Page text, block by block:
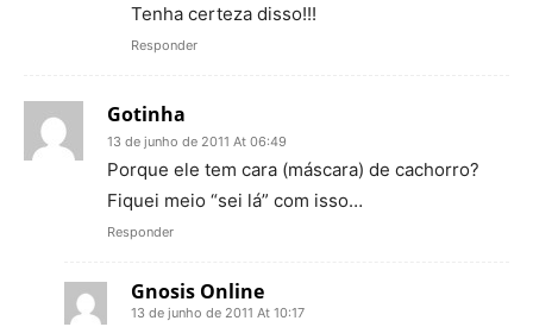
Tenha certeza disso!!!
Responder
Gotinha
13 de junho de 2011 At 06:49
Porque ele tem cara (máscara) de cachorro?
Fiquei meio “sei lá” com isso…
Responder
Gnosis Online
13 de junho de 2011 At 10:17